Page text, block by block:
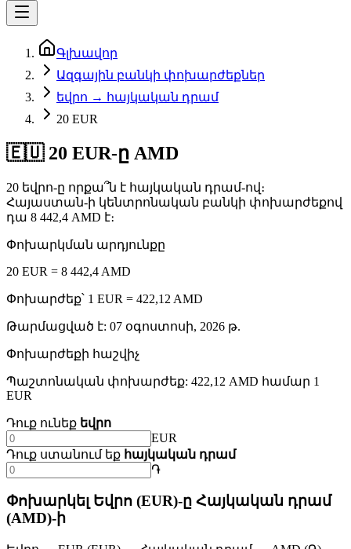
Գլխավոր
Ազգային բանկի փոխարժեքներ
եվրո → հայկական դրամ
20 EUR
🇪🇺 20 EUR-ը AMD
20 եվրո-ը որքա՞ն է հայկական դրամ-ով։
Հայաստան-ի կենտրոնական բանկի փոխարժեքով
դա 8 442,4 AMD է։
Փոխարկման արդյունքը
20 EUR = 8 442,4 AMD
Փոխարժեք՝ 1 EUR = 422,12 AMD
Թարմացված է: 07 օգոստոսի, 2026 թ.
Փոխարժեքի հաշվիչ
Պաշտոնական փոխարժեք: 422,12 AMD համար 1
EUR
Դուք ունեք եվրո
EUR
Դուք ստանում եք հայկական դրամ
֏
Փոխարկել Եվրո (EUR)-ը Հայկական դրամ
(AMD)-ի